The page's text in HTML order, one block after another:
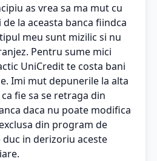
as vrea sa ma mut cu
la aceasta banca fiindca
meu sunt mizilic si nu
Pentru sume mici
UniCredit te costa bani
Imi mut depunerile la alta
fie sa se retraga din
daca nu poate modifica
din program de
in derizoriu aceste